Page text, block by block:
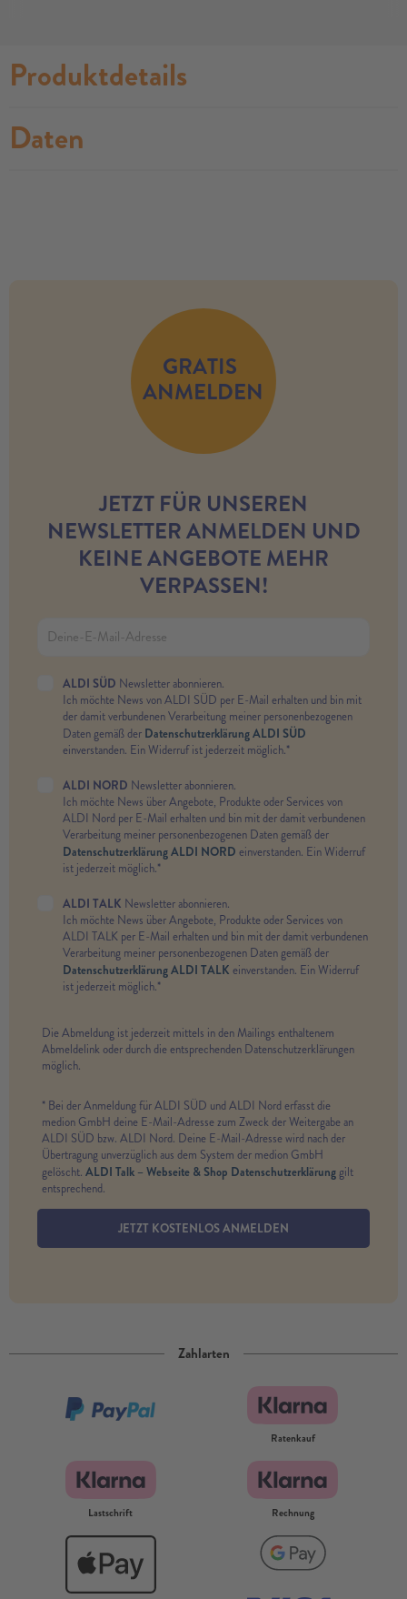
Produktdetails
Daten
GRATIS
ANMELDEN
JETZT FÜR UNSEREN
NEWSLETTER ANMELDEN UND
KEINE ANGEBOTE MEHR
VERPASSEN!
ALDI SÜD Newsletter abonnieren.
Ich möchte News von ALDI SÜD per E-Mail erhalten und bin mit
der damit verbundenen Verarbeitung meiner personenbezogenen
Daten gemäß der Datenschutzerklärung ALDI SÜD
einverstanden. Ein Widerruf ist jederzeit möglich.*
ALDI NORD Newsletter abonnieren.
Ich möchte News über Angebote, Produkte oder Services von
ALDI Nord per E-Mail erhalten und bin mit der damit verbundenen
Verarbeitung meiner personenbezogenen Daten gemäß der
Datenschutzerklärung ALDI NORD einverstanden. Ein Widerruf
ist jederzeit möglich.*
ALDI TALK Newsletter abonnieren.
Ich möchte News über Angebote, Produkte oder Services von
ALDI TALK per E-Mail erhalten und bin mit der damit verbundenen
Verarbeitung meiner personenbezogenen Daten gemäß der
Datenschutzerklärung ALDI TALK einverstanden. Ein Widerruf
ist jederzeit möglich.*
Die Abmeldung ist jederzeit mittels in den Mailings enthaltenem
Abmeldelink oder durch die entsprechenden Datenschutzerklärungen
möglich.
* Bei der Anmeldung für ALDI SÜD und ALDI Nord erfasst die
medion GmbH deine E-Mail-Adresse zum Zweck der Weitergabe an
ALDI SÜD bzw. ALDI Nord. Deine E-Mail-Adresse wird nach der
Übertragung unverzüglich aus dem System der medion GmbH
gelöscht. ALDI Talk – Webseite & Shop Datenschutzerklärunggilt
entsprechend.
JETZT KOSTENLOS ANMELDEN
Zahlarten
Ratenkauf
Lastschrift Rechnung